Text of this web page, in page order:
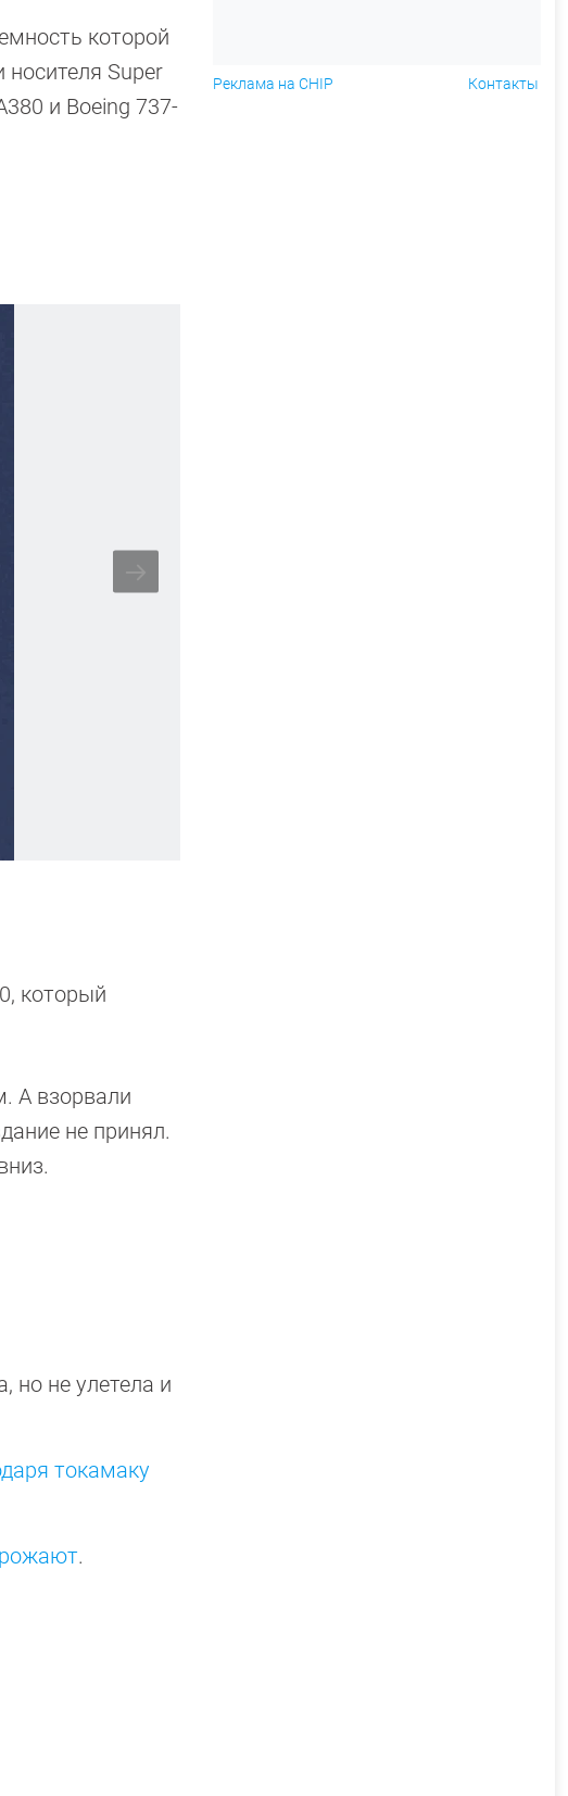
которой
носителя Super
и Boeing 737-
который
А взорвали
не принял.
но не улетела и
токамаку
.
Реклама на CHIP Контакты